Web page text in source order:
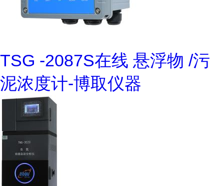
TSG -2087S在线 悬浮物 /污
泥浓度计-博取仪器